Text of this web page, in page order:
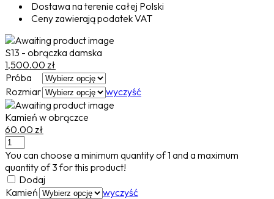
Dostawa na terenie całej Polski
Ceny zawierają podatek VAT
S13 - obrączka damska
1,500.00 zł
Próba
Rozmiar
wyczyść
Kamień w obrączce
60.00 zł
You can choose a minimum quantity of1 and a maximum
quantity of3 for this product!
Dodaj
Kamień
wyczyść